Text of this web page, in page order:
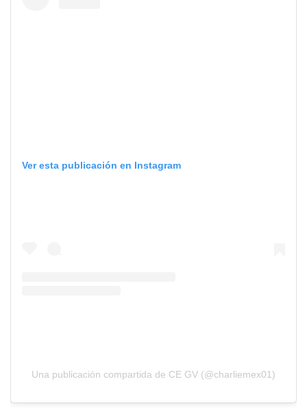
Ver esta publicación en Instagram
Una publicación compartida de CE GV (@charliemex01)